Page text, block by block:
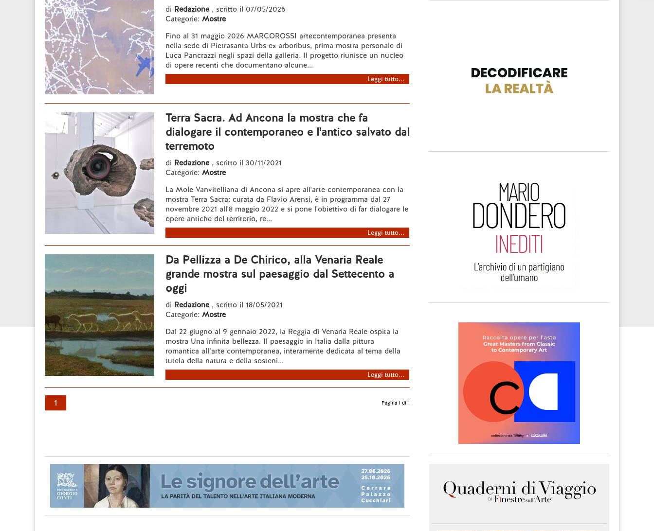
di Redazione , scritto il 07/05/2026
Categorie: Mostre
Fino al 31 maggio 2026 MARCOROSSI artecontemporanea presenta
nella sede di Pietrasanta Urbs ex arboribus, prima mostra personale di
Luca Pancrazzi negli spazi della galleria. Il progetto riunisce un nucleo
di opere recenti che documentano alcune...
Leggi tutto...
Terra Sacra. Ad Ancona la mostra che fa
dialogare il contemporaneo e l'antico salvato dal
terremoto
di Redazione , scritto il 30/11/2021
Categorie: Mostre
La Mole Vanvitelliana di Ancona si apre all'arte contemporanea con la
mostra Terra Sacra: curata da Flavio Arensi, è in programma dal 27
novembre 2021 all'8 maggio 2022 e si pone l'obiettivo di far dialogare le
opere antiche del territorio, re...
Leggi tutto...
Da Pellizza a De Chirico, alla Venaria Reale
grande mostra sul paesaggio dal Settecento a
oggi
di Redazione , scritto il 18/05/2021
Categorie: Mostre
Dal 22 giugno al 9 gennaio 2022, la Reggia di Venaria Reale ospita la
mostra Una infinita bellezza. Il paesaggio in Italia dalla pittura
romantica all’arte contemporanea, interamente dedicata al tema della
tutela della natura e della sosteni...
Leggi tutto...
1 Pagina 1 di 1